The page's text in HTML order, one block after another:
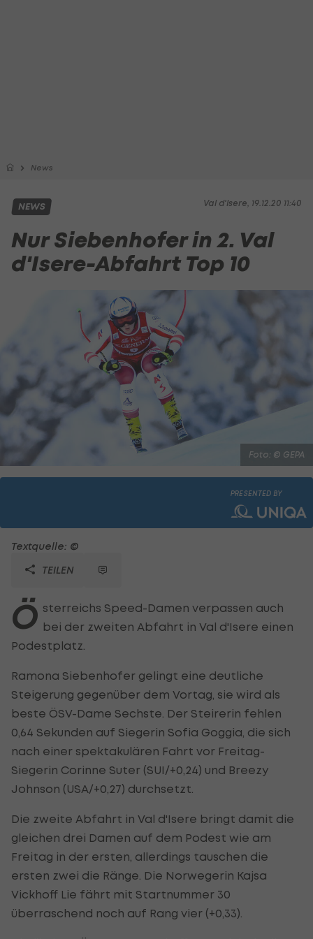
News
Val d'Isere, 19.12.20 11:40
NEWS
Nur Siebenhofer in 2. Val
d'Isere-Abfahrt Top 10
Foto: © GEPA
PRESENTED BY
Textquelle: ©
TEILEN
Ö sterreichs Speed-Damen verpassen auch
bei der zweiten Abfahrt in Val d'Isere einen
Podestplatz.
Ramona Siebenhofer gelingt eine deutliche
Steigerung gegenüber dem Vortag, sie wird als
beste ÖSV-Dame Sechste. Der Steirerin fehlen
0,64 Sekunden auf Siegerin Sofia Goggia, die sich
nach einer spektakulären Fahrt vor Freitag-
Siegerin Corinne Suter (SUI/+0,24) und Breezy
Johnson (USA/+0,27) durchsetzt.
Die zweite Abfahrt in Val d'Isere bringt damit die
gleichen drei Damen auf dem Podest wie am
Freitag in der ersten, allerdings tauschen die
ersten zwei die Ränge. Die Norwegerin Kajsa
Vickhoff Lie fährt mit Startnummer 30
überraschend noch auf Rang vier (+0,33).